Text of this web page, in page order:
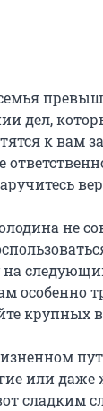
дел,
к вам
не
на
крупных
или даже
сладким